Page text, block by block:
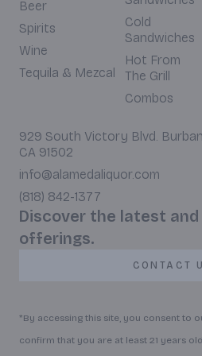
Beer
Spirits
Wine
Tequila & Mezcal
Cold
Sandwiches
Hot From
The Grill
Combos
929 South Victory Blvd.
CA 91502
info@alamedaliquor.com
(818) 842-1377
Discover the latest
offerings.
CONTACT
*By accessing this site, you consent to
confirm that you are at least 21 years